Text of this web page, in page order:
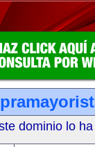
dominio lo